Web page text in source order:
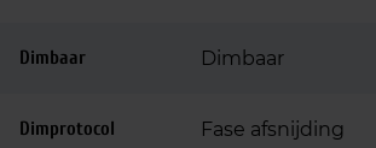
Dimbaar Dimbaar
Dimprotocol Fase afsnijding